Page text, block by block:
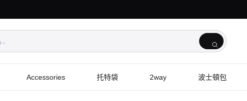
Accessories 托特袋 2way 波士頓包